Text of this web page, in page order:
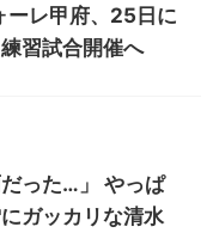
レ甲府、25日に
習試合開催へ
だった…」 やっぱ
ガッカリな清水